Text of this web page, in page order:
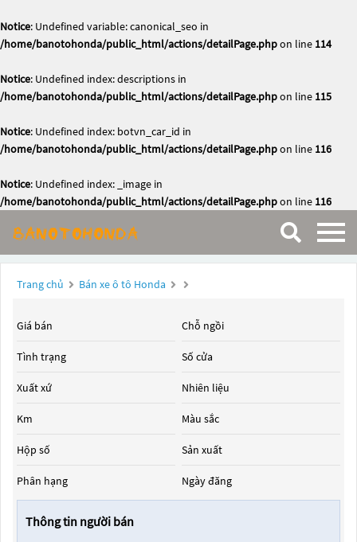
Notice: Undefined variable: canonical_seo in
/home/banotohonda/public_html/actions/detailPage.phpon line 114
Notice: Undefined index: descriptions in
/home/banotohonda/public_html/actions/detailPage.phpon line 115
Notice: Undefined index: botvn_car_id in
/home/banotohonda/public_html/actions/detailPage.phpon line 116
Notice: Undefined index: _image in
/home/banotohonda/public_html/actions/detailPage.phpon line 116
Trang chủ Bán xe ô tô Honda
Giá bán
Tình trạng
Xuất xứ
Km
Hộp số
Phân hạng
Chỗ ngồi
Số cửa
Nhiên liệu
Màu sắc
Sản xuất
Ngày đăng
Thông tin người bán